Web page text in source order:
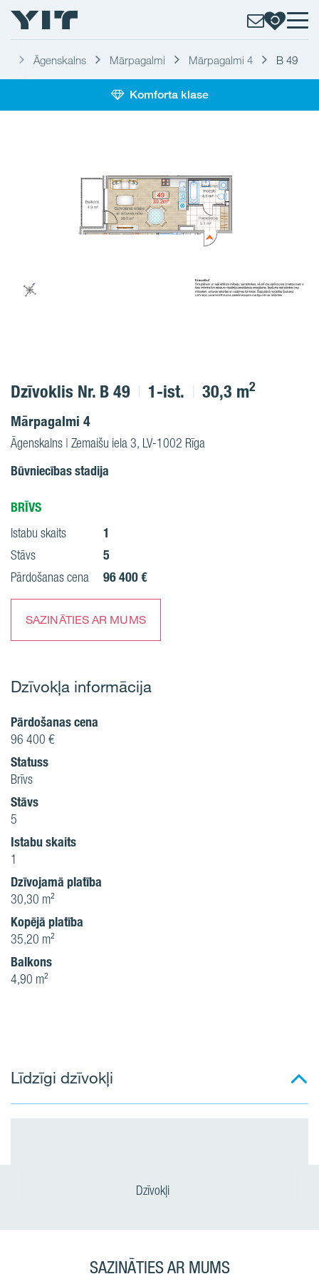
Āgenskalns Mārpagalmi Mārpagalmi 4 B 49
Komforta klase
Dzīvoklis Nr. B 49 1-ist. 30,3 m2
Mārpagalmi 4
Āgenskalns | Zemaišu iela 3, LV-1002 Rīga
Būvniecības stadija
BRĪVS
Istabu skaits 1
Stāvs 5
Pārdošanas cena 96 400 €
SAZINĀTIES AR MUMS
Dzīvokļa informācija
Pārdošanas cena
96 400 €
Statuss
Brīvs
Stāvs
5
Istabu skaits
1
Dzīvojamā platība
30,30 m²
Kopējā platība
35,20 m²
Balkons
4,90 m²
Līdzīgi dzīvokļi
Dzīvokļi
SAZINĀTIES AR MUMS